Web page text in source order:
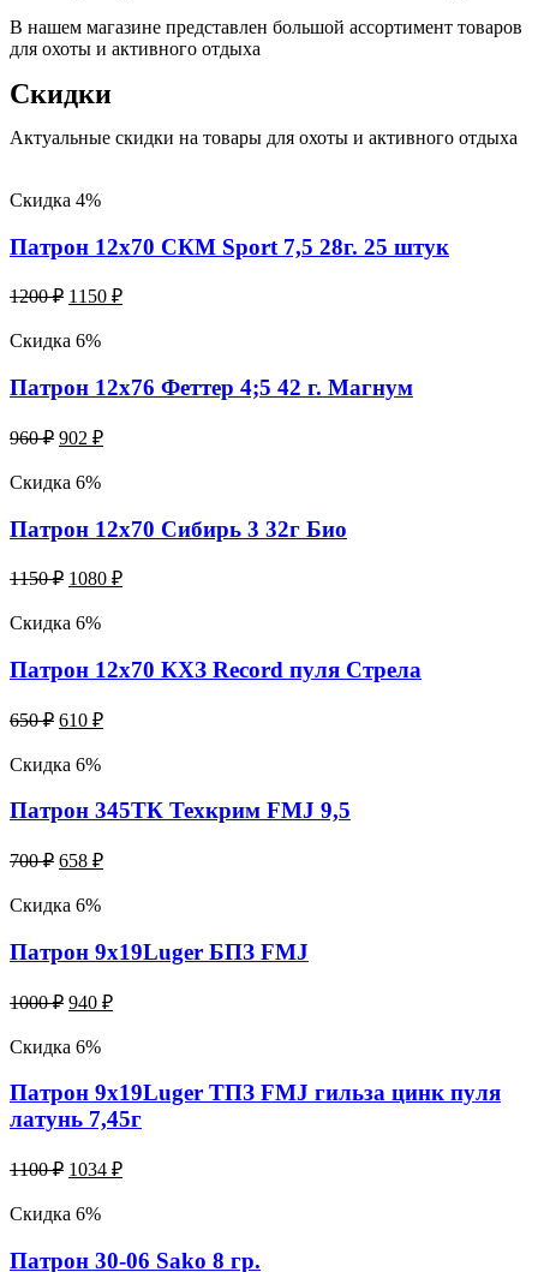
В нашем магазине представлен большой ассортимент товаров
для охоты и активного отдыха
Скидки
Актуальные скидки на товары для охоты и активного отдыха
Скидка 4%
Патрон 12х70 СКМ Sport 7,5 28г. 25 штук
1200₽ 1150 ₽
Скидка 6%
Патрон 12х76 Феттер 4;5 42 г. Магнум
960₽ 902 ₽
Скидка 6%
Патрон 12х70 Сибирь 3 32г Био
1150₽ 1080 ₽
Скидка 6%
Патрон 12х70 КХЗ Record пуля Стрела
650₽ 610 ₽
Скидка 6%
Патрон 345ТК Техкрим FMJ 9,5
700₽ 658 ₽
Скидка 6%
Патрон 9х19Luger БПЗ FMJ
1000₽ 940 ₽
Скидка 6%
Патрон 9х19Luger ТПЗ FMJ гильза цинк пуля
латунь 7,45г
1100₽ 1034 ₽
Скидка 6%
Патрон 30-06 Sako 8 гр.